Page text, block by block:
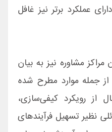
عملکرد برتر نیز غافل
مشاوره نیز به بیان
جمله موارد مطرح شده
از رویکرد کیفی‌سازی،
نظیر تسهیل فرآیندهای